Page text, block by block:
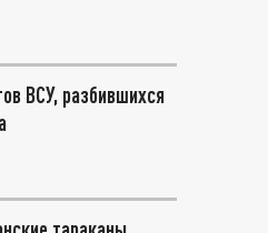
ВСУ, разбившихся